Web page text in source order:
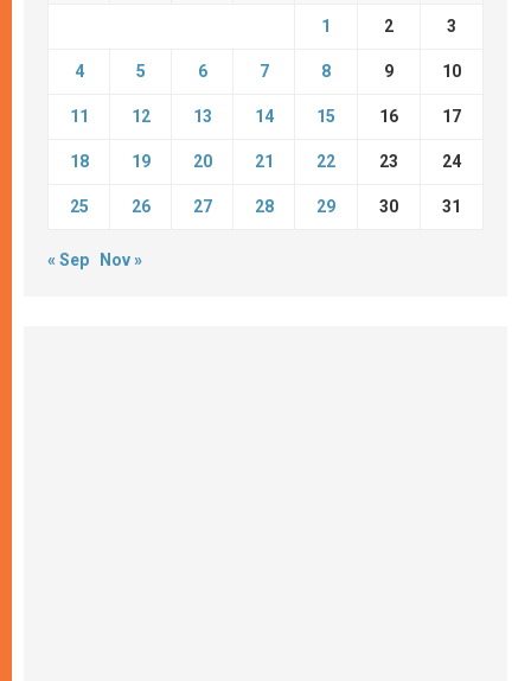
1 2 3
4 5 6 7 8 9 10
11 12 13 14 15 16 17
18 19 20 21 22 23 24
25 26 27 28 29 30 31
« Sep Nov »